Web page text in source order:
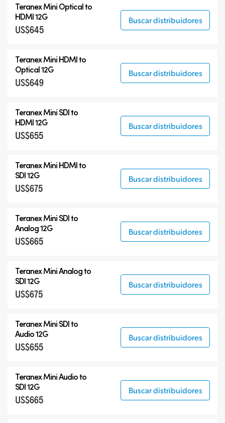
Teranex Mini Optical to
HDMI 12G
US$645
Buscar distribuidores
Teranex Mini HDMI to
Optical 12G
US$649
Buscar distribuidores
Teranex Mini SDI to
HDMI 12G
US$655
Buscar distribuidores
Teranex Mini HDMI to
SDI 12G
US$675
Buscar distribuidores
Teranex Mini SDI to
Analog 12G
US$665
Buscar distribuidores
Teranex Mini Analog to
SDI 12G
US$675
Buscar distribuidores
Teranex Mini SDI to
Audio 12G
US$655
Buscar distribuidores
Teranex Mini Audio to
SDI 12G
US$665
Buscar distribuidores